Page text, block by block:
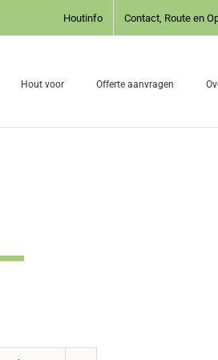
Houtinfo Contact, Route en
Hout voor Offerte aanvragen